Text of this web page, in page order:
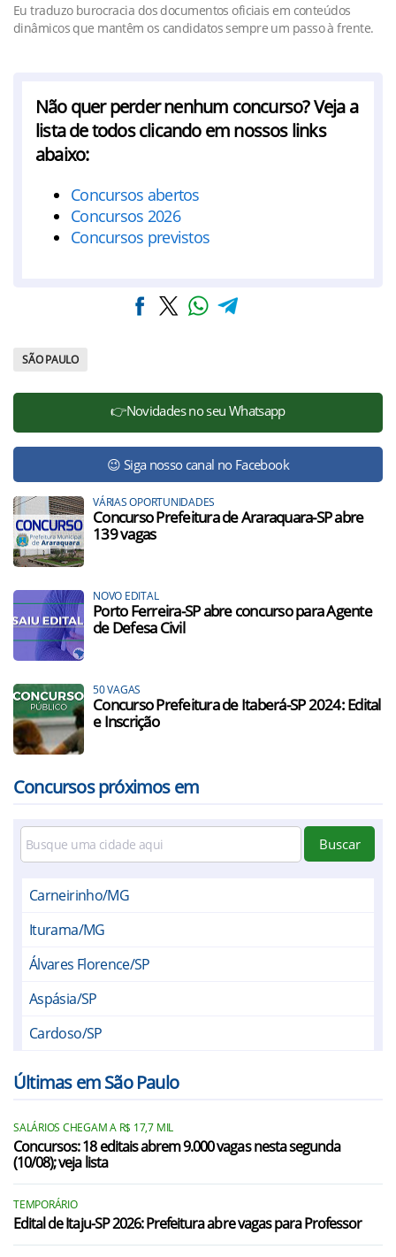
Eu traduzo burocracia dos documentos oficiais em conteúdos
dinâmicos que mantêm os candidatos sempre um passo à frente.
Não quer perder nenhum concurso? Veja a
lista de todos clicando em nossos links
abaixo:
Concursos abertos
Concursos 2026
Concursos previstos
SÃO PAULO
👉Novidades no seu Whatsapp
😉 Siga nosso canal no Facebook
VÁRIAS OPORTUNIDADES
Concurso Prefeitura de Araraquara-SP abre
139 vagas
NOVO EDITAL
Porto Ferreira-SP abre concurso para Agente
de Defesa Civil
50 VAGAS
Concurso Prefeitura de Itaberá-SP 2024: Edital
e Inscrição
Concursos próximos em
Buscar
Carneirinho/MG
Iturama/MG
Álvares Florence/SP
Aspásia/SP
Cardoso/SP
Estrela d`Oeste/SP
Fernandópolis/SP
Guarani d`Oeste/SP
Indiaporã/SP
Últimas em São Paulo
SALÁRIOS CHEGAM A R$ 17,7 MIL
Concursos: 18 editais abrem 9.000 vagas nesta segunda
(10/08); veja lista
TEMPORÁRIO
Edital de Itaju-SP 2026: Prefeitura abre vagas para Professor